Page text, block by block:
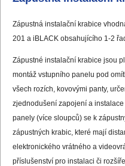
Zápustná instalační krabice
201 a iBLACK obsahujícího 1-2
Zápustné instalační krabice jsou
montáž vstupního panelu pod
všech rozích, kovovými panty,
zjednodušení zapojení a
panely (více sloupců) se k
zápustných krabic, které mají
elektronického vrátného a
příslušenství pro instalaci či